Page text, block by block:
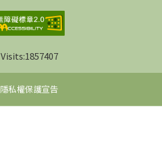
Visits:1857407
隱私權保護宣告